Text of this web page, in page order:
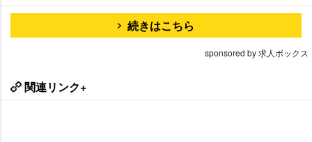
続きはこちら
sponsored by 求人ボックス
関連リンク+